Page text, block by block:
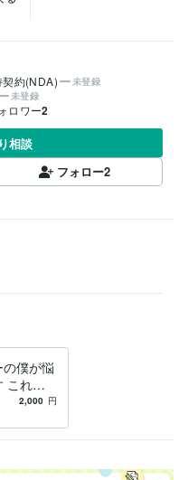
契約(NDA) 未登録
未登録
ロワー2
相談
フォロー2
の僕が悩
これま
方の相
2,000 円